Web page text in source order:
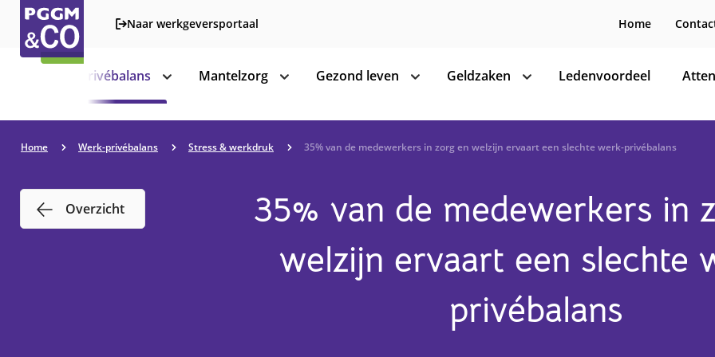
Naar werkgeversportaal Home
Werk-privébalans
toon
Mantelzorg
toon
Gezond leven
toon
Geldzaken
toon
Ledenvoordeel
Home Werk-privébalans Stress & werkdruk 35% van de medewerkers in zorg en welzijn ervaart een slechte werk-privébalans
35% van de medewerkers in
welzijn ervaart een slechte
privébalans
Overzicht